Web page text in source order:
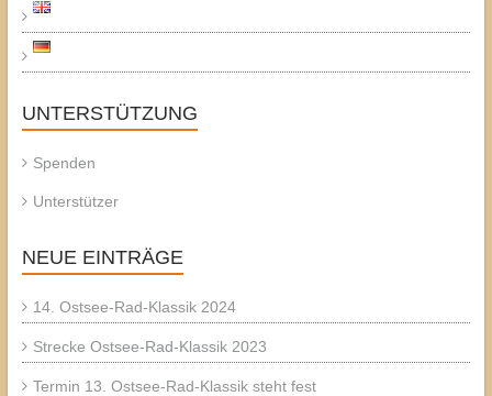
UNTERSTÜTZUNG
Spenden
Unterstützer
NEUE EINTRÄGE
14. Ostsee-Rad-Klassik 2024
Strecke Ostsee-Rad-Klassik 2023
Termin 13. Ostsee-Rad-Klassik steht fest